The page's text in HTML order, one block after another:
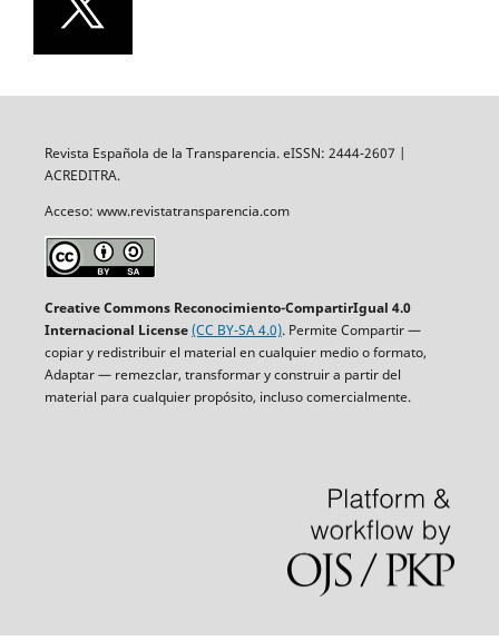
Revista Española de la Transparencia. eISSN: 2444-2607 |
ACREDITRA.
Acceso: www.revistatransparencia.com
Creative Commons Reconocimiento-CompartirIgual 4.0
Internacional License(CC BY-SA 4.0). Permite Compartir —
copiar y redistribuir el material en cualquier medio o formato,
Adaptar — remezclar, transformar y construir a partir del
material para cualquier propósito, incluso comercialmente.